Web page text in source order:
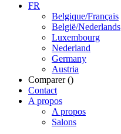
FR
Belgique/Français
België/Nederlands
Luxembourg
Nederland
Germany
Austria
Comparer ()
Contact
A propos
A propos
Salons